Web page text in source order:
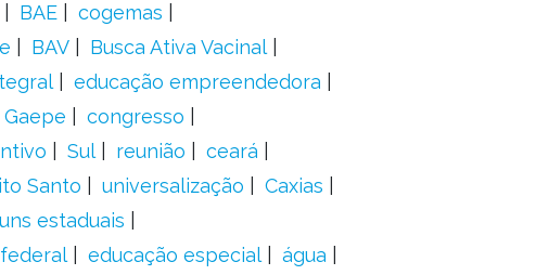
BAE
cogemas
BAV
Busca Ativa Vacinal
educação empreendedora
Gaepe
congresso
Sul reunião
ceará
Santo universalização
Caxias
estaduais
educação especial
água